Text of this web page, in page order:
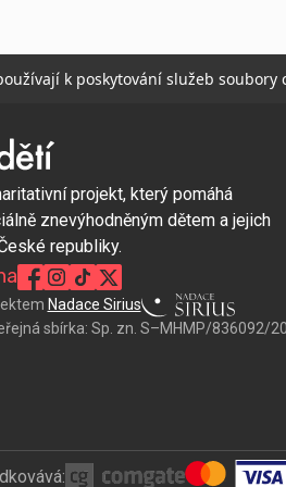
k poskytování služeb
projekt, který pomáhá
znevýhodněným dětem a jejich
republiky.
Nadace Sirius
sbírka: Sp. zn. S–MHMP/836092/